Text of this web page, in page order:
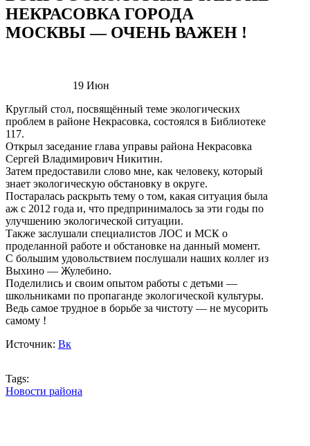
НЕКРАСОВКА ГОРОДА
МОСКВЫ — ОЧЕНЬ ВАЖЕН !
19Июн
Круглый стол, посвящённый теме экологических
проблем в районе Некрасовка, состоялся в Библиотеке
117.
Открыл заседание глава управы района Некрасовка
Сергей Владимирович Никитин.
Затем предоставили слово мне, как человеку, который
знает экологическую обстановку в округе.
Постаралась раскрыть тему о том, какая ситуация была
аж с 2012 года и, что предпринималось за эти годы по
улучшению экологической ситуации.
Также заслушали специалистов ЛОС и МСК о
проделанной работе и обстановке на данный момент.
С большим удовольствием послушали наших коллег из
Выхино — Жулебино.
Поделились и своим опытом работы с детьми —
школьниками по пропаганде экологической культуры.
Ведь самое трудное в борьбе за чистоту — не мусорить
самому !
Источник: Вк
Tags:
Новости района